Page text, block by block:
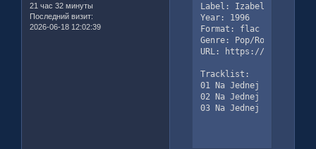
21 час 32 минуты
Последний визит:
2026-06-18 12:02:39
Label: Izabelin Studio
Year: 1996
Format: flac
Genre: Pop/Rock/Club/
URL: https://
Tracklist:
01 Na Jednej Z Dzikich
02 Na Jednej Z Dzikich
03 Na Jednej Z Dzikich